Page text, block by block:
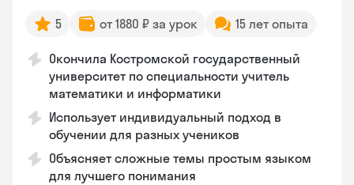
5 от 1880 ₽ за урок 15 лет опыта
Окончила Костромской государственный
университет по специальности учитель
математики и информатики
Использует индивидуальный подход в
обучении для разных учеников
Объясняет сложные темы простым языком
для лучшего понимания